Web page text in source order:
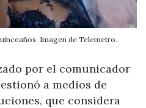
Imagen de Telemetro.
por el comunicador
a medios de
que considera